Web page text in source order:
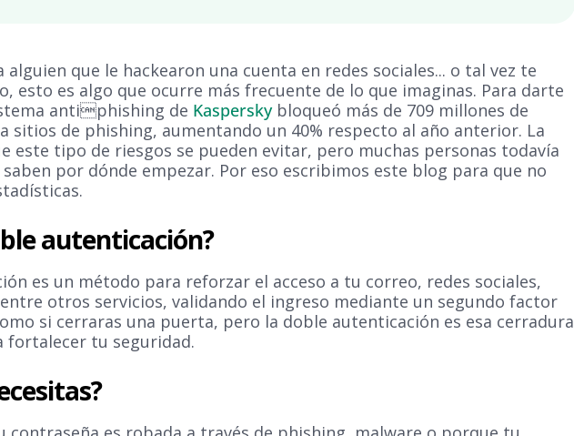
alguien que le hackearon una cuenta en redes sociales... o tal vez te
esto es algo que ocurre más frecuente de lo que imaginas. Para darte
antiphishing de Kaspersky bloqueó más de 709 millones de
sitios de phishing, aumentando un 40% respecto al año anterior. La
este tipo de riesgos se pueden evitar, pero muchas personas todavía
por dónde empezar. Por eso escribimos este blog para que no
autenticación?
es un método para reforzar el acceso a tu correo, redes sociales,
otros servicios, validando el ingreso mediante un segundo factor
si cerraras una puerta, pero la doble autenticación es esa cerradura
fortalecer tu seguridad.